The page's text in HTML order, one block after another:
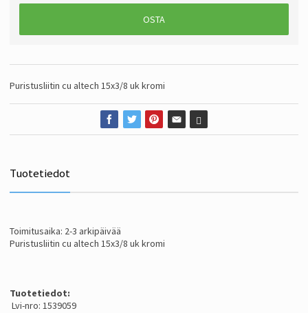
OSTA
Puristusliitin cu altech 15x3/8 uk kromi
Tuotetiedot
Toimitusaika: 2-3 arkipäivää
Puristusliitin cu altech 15x3/8 uk kromi
Tuotetiedot:
Lvi-nro: 1539059